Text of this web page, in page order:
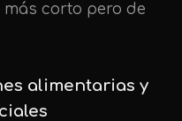
corto pero de
alimentarias y